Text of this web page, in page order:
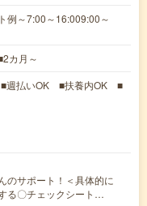
例～7:00～16:009:00～
カ月～
■週払いOK ■扶養内OK ■
のサポート！＜具体的に
る〇チェックシート…